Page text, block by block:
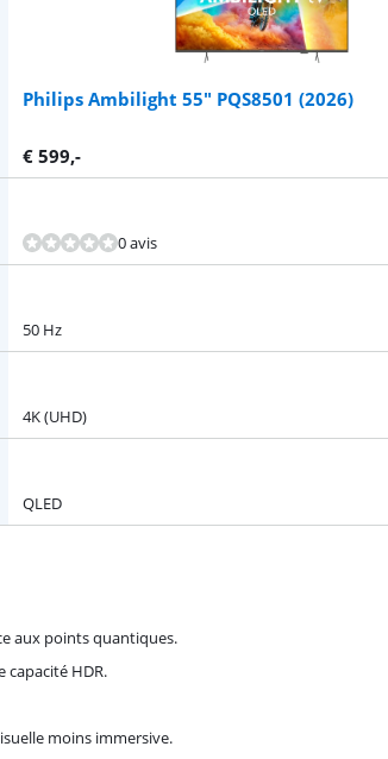
Philips Ambilight 55" PQS8501 (2026)
€ 599,-
0 avis
50 Hz
4K (UHD)
QLED
aux points quantiques.
capacité HDR.
moins immersive.